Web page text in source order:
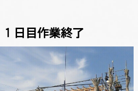
日目作業終了